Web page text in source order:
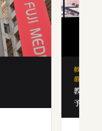
教育の地
最新勢力
教育の
予備校